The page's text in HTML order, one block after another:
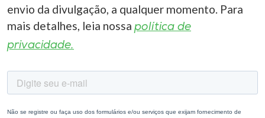
envio da divulgação, a qualquer momento. Para
mais detalhes, leia nossa política de
privacidade.